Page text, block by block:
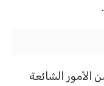
الأمور الشائعة